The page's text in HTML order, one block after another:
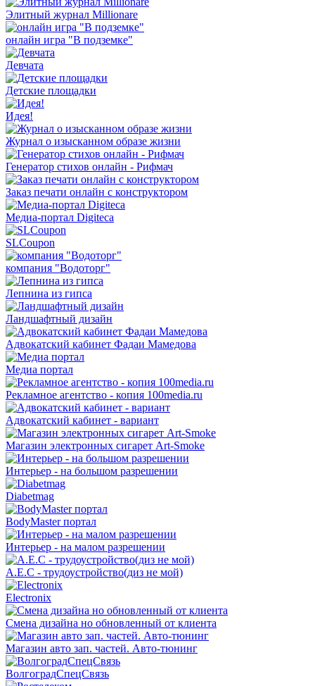
Элитный журнал Millionare
онлайн игра "В подземке"
Девчата
Детские площадки
Идея!
Журнал о изысканном образе жизни
Генератор стихов онлайн - Рифмач
Заказ печати онлайн с конструктором
Медиа-портал Digiteca
SLCoupon
компания "Водоторг"
Лепнина из гипса
Ландшафтный дизайн
Адвокатский кабинет Фадаи Мамедова
Медиа портал
Рекламное агентство - копия 100media.ru
Адвокатский кабинет - вариант
Магазин электронных сигарет Art-Smoke
Интерьер - на большом разрешении
Diabetmag
BodyMaster портал
Интерьер - на малом разрешении
A.E.C - трудоустройство(диз не мой)
Electronix
Смена дизайна но обновленный от клиента
Магазин авто зап. частей. Авто-тюнинг
ВолгоградСпецСвязь